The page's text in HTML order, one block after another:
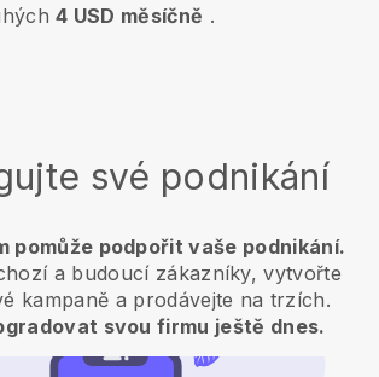
4 USD měsíčně .
své podnikání
pomůže podpořit vaše podnikání.
a budoucí zákazníky, vytvořte
kampaně a prodávejte na trzích.
svou firmu ještě dnes.